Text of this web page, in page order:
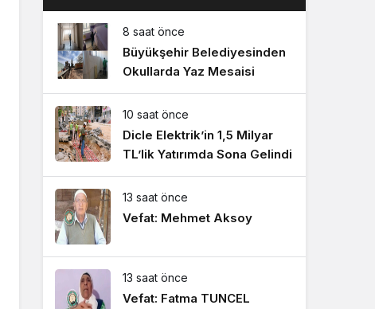
8 saat önce
Büyükşehir Belediyesinden
Okullarda Yaz Mesaisi
10 saat önce
Dicle Elektrik’in 1,5 Milyar
TL’lik Yatırımda Sona Gelindi
13 saat önce
Vefat: Mehmet Aksoy
13 saat önce
Vefat: Fatma TUNCEL